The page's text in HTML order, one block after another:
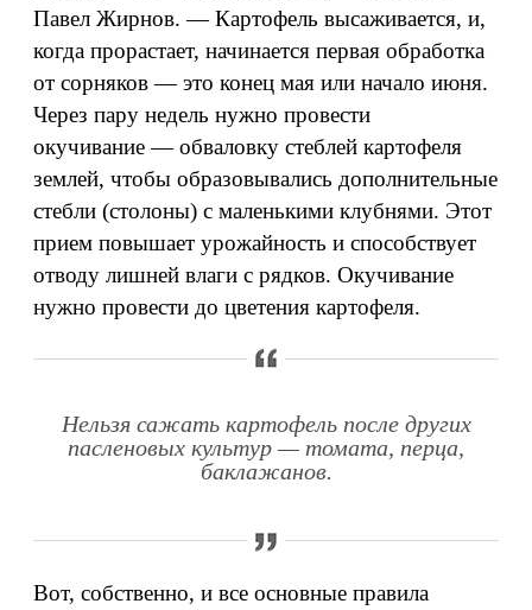
Павел Жирнов. — Картофель высаживается, и,
когда прорастает, начинается первая обработка
от сорняков — это конец мая или начало июня.
Через пару недель нужно провести
окучивание — обваловку стеблей картофеля
землей, чтобы образовывались дополнительные
стебли (столоны) с маленькими клубнями. Этот
прием повышает урожайность и способствует
отводу лишней влаги с рядков. Окучивание
нужно провести до цветения картофеля.
Нельзя сажать картофель после других
пасленовых культур — томата, перца,
баклажанов.
Вот, собственно, и все основные правила